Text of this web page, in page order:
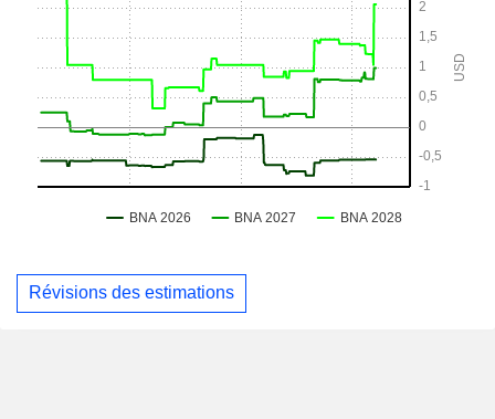
Révisions des estimations